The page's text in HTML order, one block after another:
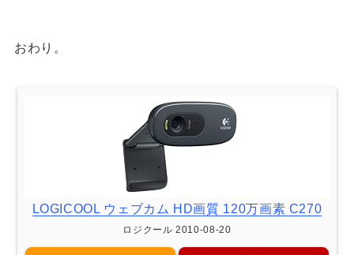
おわり。
LOGICOOL ウェブカム HD画質 120万画素 C270
ロジクール 2010-08-20